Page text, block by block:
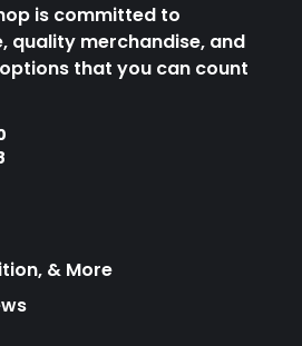
is committed to
quality merchandise, and
that you can count
& More